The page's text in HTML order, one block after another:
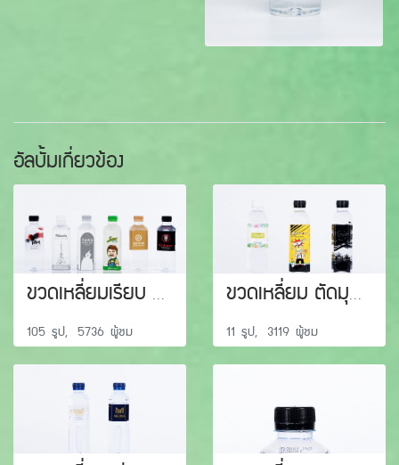
อัลบั้มเกี่ยวข้อง
ขวดเหลี่ยมเรียบ 500 ml
105 รูป, 5736 ผู้ชม
ขวดเหลี่ยม ตัดมุม 350 / 500 ml
11 รูป, 3119 ผู้ชม